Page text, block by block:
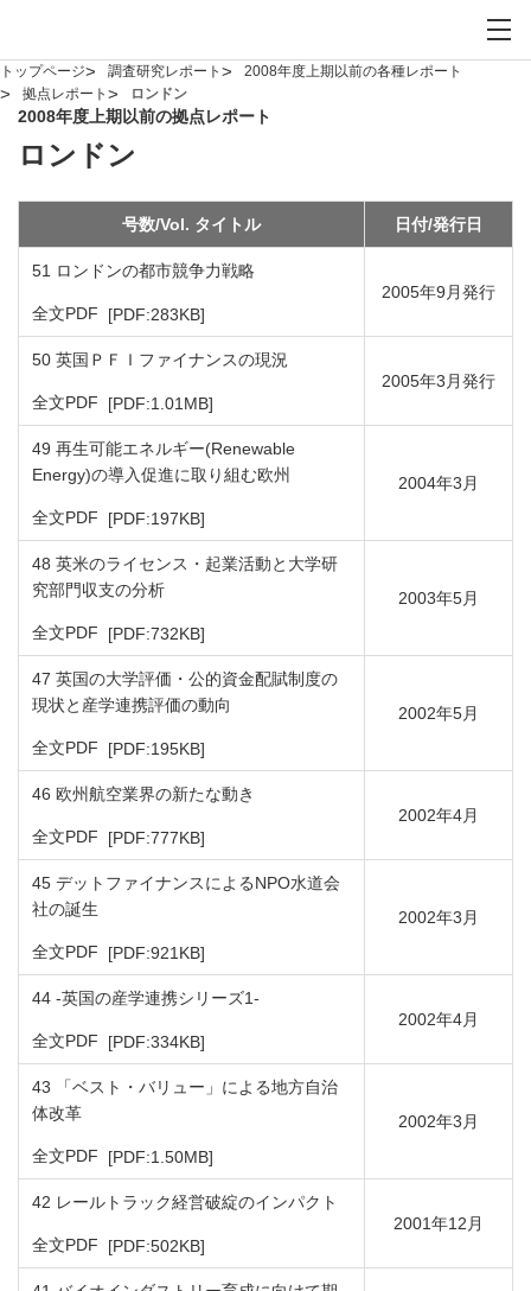
トップページ 調査研究レポート
2008年度上期以前の各種レポート
拠点レポート
ロンドン
2008年度上期以前の拠点レポート
ロンドン
号数/Vol. タイトル 日付/発行日
51 ロンドンの都市競争力戦略
全文PDF [PDF:283KB]
2005年9月発行
50 英国ＰＦＩファイナンスの現況
全文PDF [PDF:1.01MB]
2005年3月発行
49 再生可能エネルギー(Renewable
Energy)の導入促進に取り組む欧州
全文PDF [PDF:197KB]
2004年3月
48 英米のライセンス・起業活動と大学研
究部門収支の分析
全文PDF [PDF:732KB]
2003年5月
47 英国の大学評価・公的資金配賦制度の
現状と産学連携評価の動向
全文PDF [PDF:195KB]
2002年5月
46 欧州航空業界の新たな動き
全文PDF [PDF:777KB]
2002年4月
45 デットファイナンスによるNPO水道会
社の誕生
全文PDF [PDF:921KB]
2002年3月
44 ‐英国の産学連携シリーズ1‐
全文PDF [PDF:334KB]
2002年4月
43 「ベスト・バリュー」による地方自治
体改革
全文PDF [PDF:1.50MB]
2002年3月
42 レールトラック経営破綻のインパクト
全文PDF [PDF:502KB]
2001年12月